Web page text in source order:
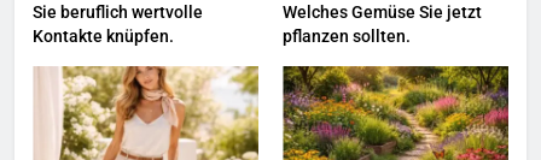
jetzt frischen Wind in Ihren Job.
LEBENSSTIL
3
Networking-Strategien: Wie Sie
Sie beruflich wertvolle
Kontakte knüpfen.
Welches Gemüse Sie jetzt
pflanzen sollten.